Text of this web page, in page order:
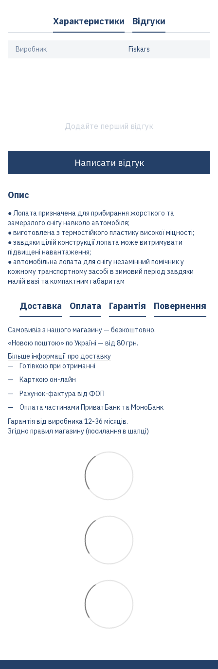
Характеристики Відгуки
Виробник Fiskars
Додайте перший відгук
Написати відгук
Опис
● Лопата призначена для прибирання жорсткого та
замерзлого снігу навколо автомобіля;
● виготовлена ​​з термостійкого пластику високої міцності;
● завдяки цілій конструкції лопата може витримувати
підвищені навантаження;
● автомобільна лопата для снігу незамінний помічник у
кожному транспортному засобі в зимовий період завдяки
малій вазі та компактним габаритам
Доставка Оплата Гарантія Повернення
Самовивіз з нашого магазину — безкоштовно.
«Новою поштою» по Україні — від 80 грн.
Більше інформації про доставку
Готівкою при отриманні
Карткою он-лайн
Рахунок-фактура від ФОП
Оплата частинами ПриватБанк та МоноБанк
Гарантія від виробника 12-36 місяців.
Згідно правил магазину (посилання в шапці)